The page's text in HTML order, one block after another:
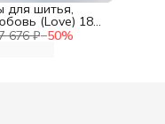
676 ₽−50%
для шитья,
(Love) 18
610540